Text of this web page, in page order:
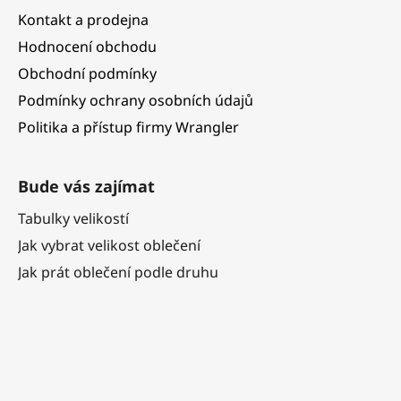
Kontakt a prodejna
Hodnocení obchodu
Obchodní podmínky
Podmínky ochrany osobních údajů
Politika a přístup firmy Wrangler
Bude vás zajímat
Tabulky velikostí
Jak vybrat velikost oblečení
Jak prát oblečení podle druhu